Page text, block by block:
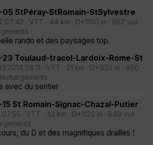
StPéray-StRomain-StSylvestre
07:42 · VTT · 44 km · D+1160 m · 682 vus ·
·
rando et des paysages top.
23 Toulaud-tracol-Lardoix-Rome-St
08:11 · VTT · 21 km · D+920 m · 990
·
avec du sentier
St Romain-Signac-Chazal-Putier
· VTT · 42 km · D+1120 m · 849 vus ·
·
du D et des magnifiques drailles !